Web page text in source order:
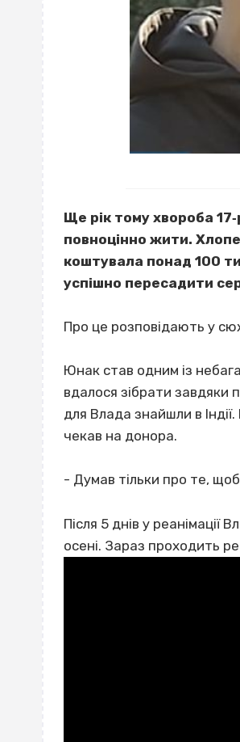
Ще рік тому хвороба
повноцінно жити.
коштувала понад 100
успішно пересадити
Про це розповідають у
Юнак став одним із
вдалося зібрати завдяки
для Влада знайшли в
чекав на донора.
- Думав тільки про те,
Після 5 днів у реанімації
осені. Зараз проходить